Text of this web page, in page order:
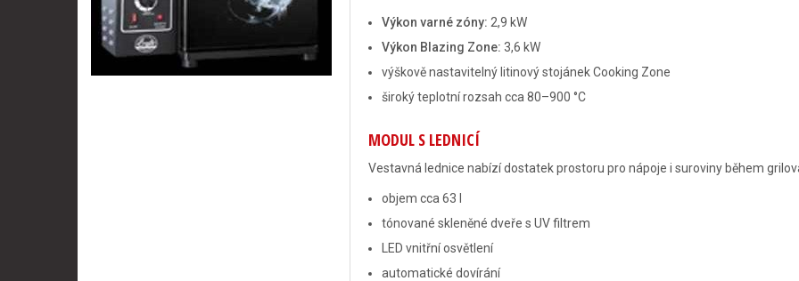
Výkon varné zóny: 2,9 kW
Výkon Blazing Zone: 3,6 kW
výškově nastavitelný litinový stojánek Cooking Zone
široký teplotní rozsah cca 80–900 °C
MODUL S LEDNICÍ
Vestavná lednice nabízí dostatek prostoru pro nápoje i suroviny během
objem cca 63 l
tónované skleněné dveře s UV filtrem
LED vnitřní osvětlení
automatické dovírání